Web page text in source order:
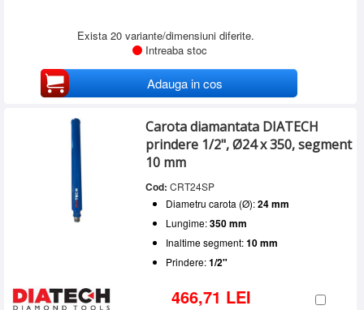
Exista 20 variante/dimensiuni diferite.
Intreaba stoc
Adauga in cos
Carota diamantata DIATECH
prindere 1/2", Ø24 x 350, segment
10 mm
Cod: CRT24SP
Diametru carota (Ø):24 mm
Lungime:350 mm
Inaltime segment:10 mm
Prindere:1/2"
466,71 LEI